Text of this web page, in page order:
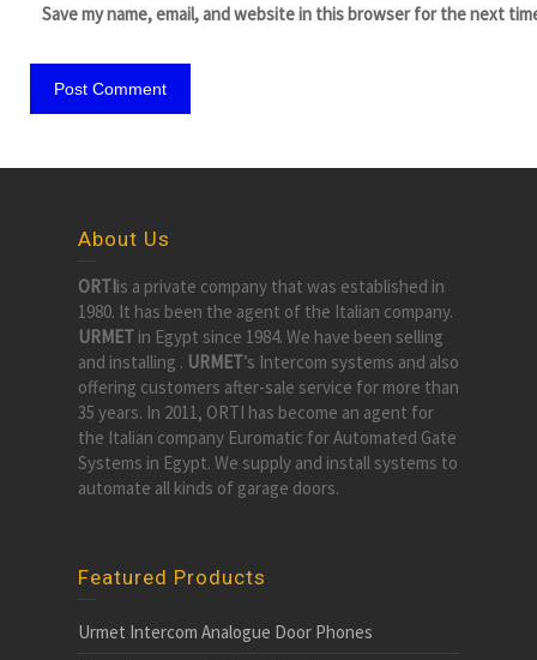
Save my name, email, and website in this browser for the next
About Us
ORTIis a private company that was established in
1980. It has been the agent of the Italian company.
URMET in Egypt since 1984. We have been selling
and installing . URMET’s Intercom systems and also
offering customers after-sale service for more than
35 years. In 2011, ORTI has become an agent for
the Italian company Euromatic for Automated Gate
Systems in Egypt. We supply and install systems to
automate all kinds of garage doors.
Featured Products
Urmet Intercom Analogue Door Phones